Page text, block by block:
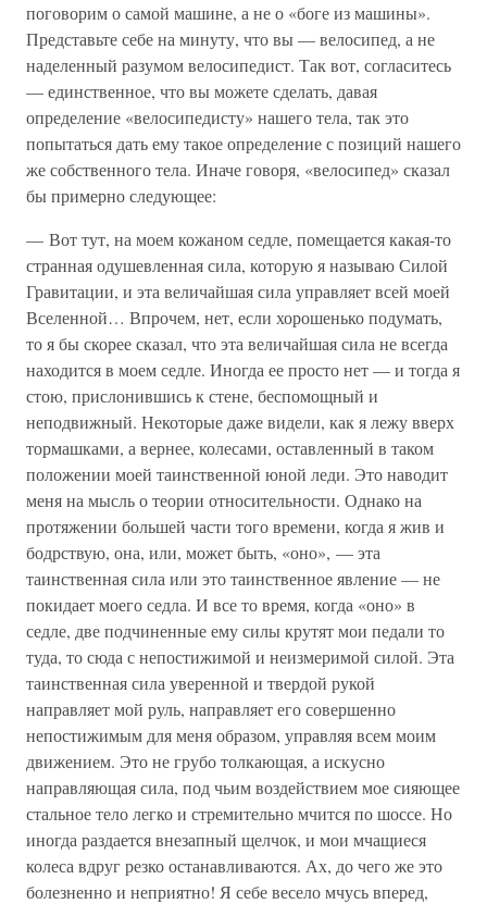
поговорим о самой машине, а не о «боге из машины».
Представьте себе на минуту, что вы — велосипед, а не
наделенный разумом велосипедист. Так вот, согласитесь
— единственное, что вы можете сделать, давая
определение «велосипедисту» нашего тела, так это
попытаться дать ему такое определение с позиций нашего
же собственного тела. Иначе говоря, «велосипед» сказал
бы примерно следующее:
— Вот тут, на моем кожаном седле, помещается какая-то
странная одушевленная сила, которую я называю Силой
Гравитации, и эта величайшая сила управляет всей моей
Вселенной… Впрочем, нет, если хорошенько подумать,
то я бы скорее сказал, что эта величайшая сила не всегда
находится в моем седле. Иногда ее просто нет — и тогда я
стою, прислонившись к стене, беспомощный и
неподвижный. Некоторые даже видели, как я лежу вверх
тормашками, а вернее, колесами, оставленный в таком
положении моей таинственной юной леди. Это наводит
меня на мысль о теории относительности. Однако на
протяжении большей части того времени, когда я жив и
бодрствую, она, или, может быть, «оно», — эта
таинственная сила или это таинственное явление — не
покидает моего седла. И все то время, когда «оно» в
седле, две подчиненные ему силы крутят мои педали то
туда, то сюда с непостижимой и неизмеримой силой. Эта
таинственная сила уверенной и твердой рукой
направляет мой руль, направляет его совершенно
непостижимым для меня образом, управляя всем моим
движением. Это не грубо толкающая, а искусно
направляющая сила, под чьим воздействием мое сияющее
стальное тело легко и стремительно мчится по шоссе. Но
иногда раздается внезапный щелчок, и мои мчащиеся
колеса вдруг резко останавливаются. Ах, до чего же это
болезненно и неприятно! Я себе весело мчусь вперед,